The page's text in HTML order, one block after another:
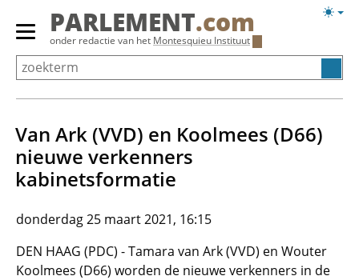
Overslaan
Primair
menu
tonen/verbergen
PARLEMENT.com
onder redactie van het Montesquieu Instituut
Van Ark (VVD) en Koolmees (D66)
nieuwe verkenners
kabinetsformatie
donderdag 25 maart 2021, 16:15
DEN HAAG (PDC) - Tamara van Ark (VVD) en Wouter
Koolmees (D66) worden de nieuwe verkenners in de